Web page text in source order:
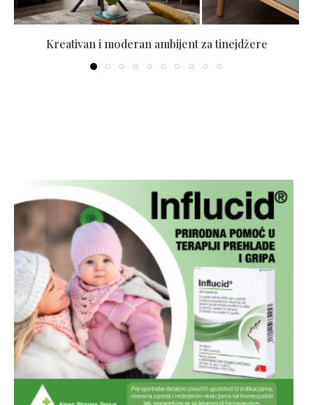
Kreativan i moderan ambijent za tinejdžere